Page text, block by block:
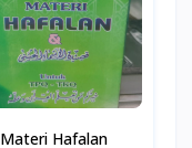
Materi Hafalan